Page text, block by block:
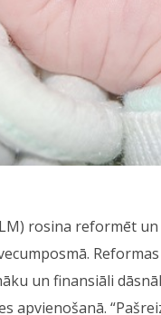
rosina reformēt
un finansiāli
apvienošanā.